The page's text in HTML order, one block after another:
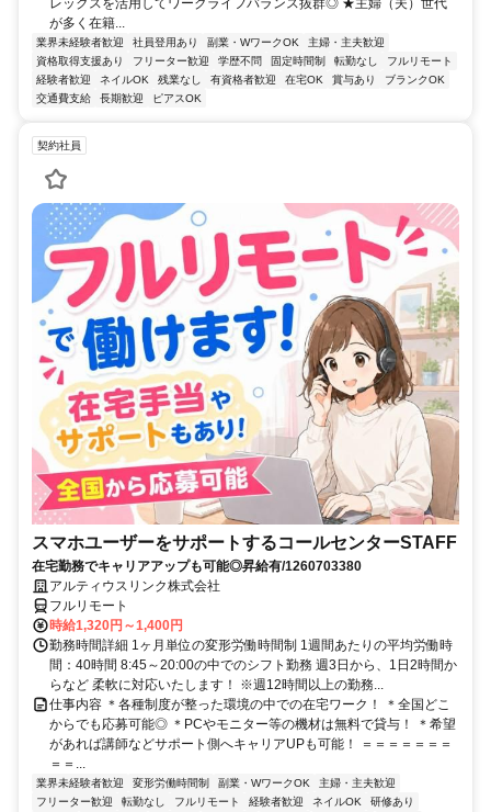
レックスを活用してワークライフバランス抜群◎ ★主婦（夫）世代
が多く在籍...
業界未経験者歓迎 社員登用あり 副業・WワークOK
主婦・主夫歓迎
資格取得支援あり
フリーター歓迎 学歴不問 固定時間制 転勤なし
フルリモート
経験者歓迎
ネイルOK 残業なし 有資格者歓迎 在宅OK 賞与あり
ブランクOK
交通費支給
長期歓迎 ピアスOK
契約社員
スマホユーザーをサポートするコールセンターSTAFF
在宅勤務でキャリアアップも可能◎昇給有/1260703380
アルティウスリンク株式会社
フルリモート
時給1,320円～1,400円
勤務時間詳細 1ヶ月単位の変形労働時間制 1週間あたりの平均労働時
間：40時間 8:45～20:00の中でのシフト勤務 週3日から、1日2時間か
らなど 柔軟に対応いたします！ ※週12時間以上の勤務...
仕事内容 ＊各種制度が整った環境の中での在宅ワーク！ ＊全国どこ
からでも応募可能◎ ＊PCやモニター等の機材は無料で貸与！ ＊希望
があれば講師などサポート側へキャリアUPも可能！ ＝＝＝＝＝＝＝
＝＝...
業界未経験者歓迎 変形労働時間制 副業・WワークOK
主婦・主夫歓迎
フリーター歓迎
転勤なし フルリモート 経験者歓迎 ネイルOK
研修あり